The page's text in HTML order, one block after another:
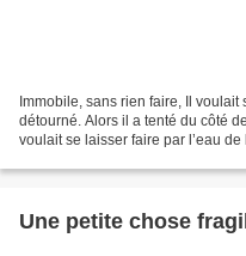
Immobile, sans rien faire, Il voulait
détourné. Alors il a tenté du côté
voulait se laisser faire par l’eau
Une petite chose